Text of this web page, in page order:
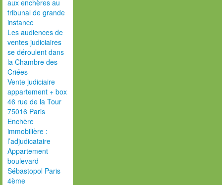
aux enchères au
tribunal de grande
instance
Les audiences de
ventes judiciaires
se déroulent dans
la Chambre des
Criées
Vente judiciaire
appartement + box
46 rue de la Tour
75016 Paris
Enchère
immobilière :
l’adjudicataire
Appartement
boulevard
Sébastopol Paris
4ème